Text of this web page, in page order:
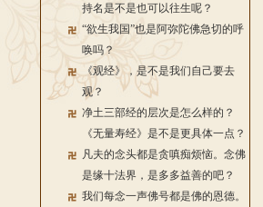
持名是不是也可以往生呢？
“欲生我国”也是阿弥陀佛急切的呼
唤吗？
《观经》，是不是我们自己要去
观？
净土三部经的层次是怎么样的？
《无量寿经》是不是更具体一点？
凡夫的念头都是贪嗔痴烦恼。念佛
是缘十法界，是多多益善的吧？
我们每念一声佛号都是佛的恩德。